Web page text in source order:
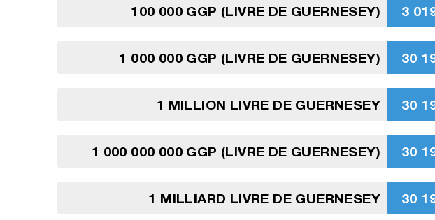
100 000 GGP (LIVRE DE GUERNESEY) 3
1 000 000 GGP (LIVRE DE GUERNESEY) 30
1 MILLION LIVRE DE GUERNESEY 30
1 000 000 000 GGP (LIVRE DE GUERNESEY) 30
1 MILLIARD LIVRE DE GUERNESEY 30